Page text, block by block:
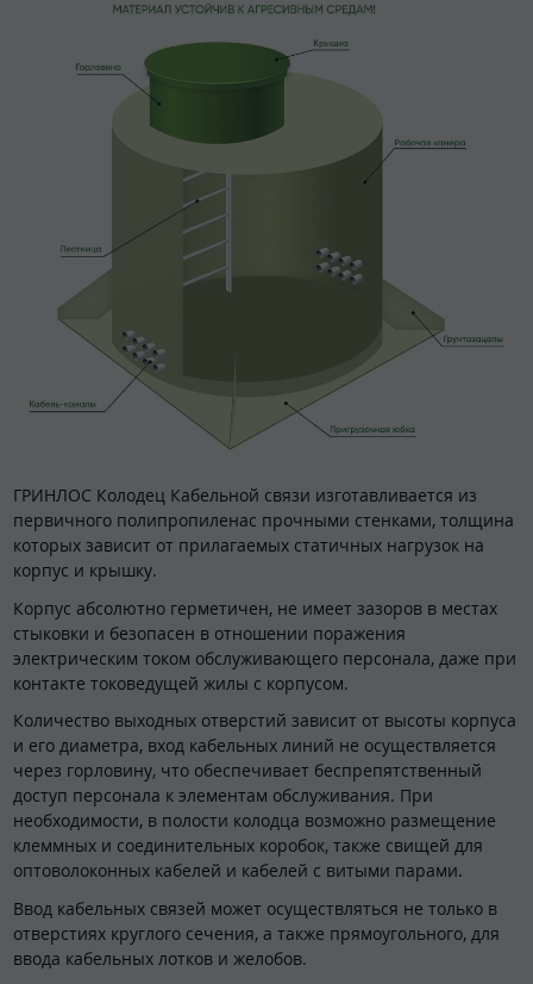
ГРИНЛОС Колодец Кабельной связи изготавливается из
первичного полипропиленас прочными стенками, толщина
которых зависит от прилагаемых статичных нагрузок на
корпус и крышку.
Корпус абсолютно герметичен, не имеет зазоров в местах
стыковки и безопасен в отношении поражения
электрическим током обслуживающего персонала, даже при
контакте токоведущей жилы с корпусом.
Количество выходных отверстий зависит от высоты корпуса
и его диаметра, вход кабельных линий не осуществляется
через горловину, что обеспечивает беспрепятственный
доступ персонала к элементам обслуживания. При
необходимости, в полости колодца возможно размещение
клеммных и соединительных коробок, также свищей для
оптоволоконных кабелей и кабелей с витыми парами.
Ввод кабельных связей может осуществляться не только в
отверстиях круглого сечения, а также прямоугольного, для
ввода кабельных лотков и желобов.